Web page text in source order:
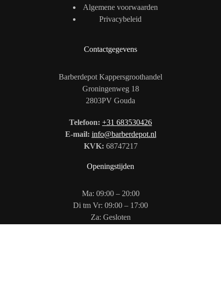
Algemene voorwaarden
Privacybeleid
Contactgegevens
Barberdepot Kappersgroothandel
Groningenweg 18
2803PV Gouda
Telefoon: +31 683530426
E-mail: info@barberdepot.nl
KVK: 68747217
Openingstijden
Ma: 09:00 – 20:00
Di tm Vr: 09:00 – 17:00
Za: Gesloten